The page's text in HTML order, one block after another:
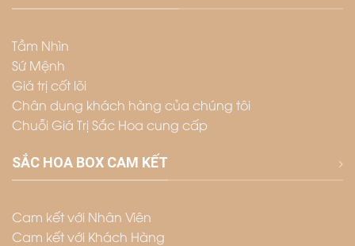
Tầm Nhìn
Sứ Mệnh
Giá trị cốt lõi
Chân dung khách hàng của chúng tôi
Chuỗi Giá Trị Sắc Hoa cung cấp
SẮC HOA BOX CAM KẾT
Cam kết với Nhân Viên
Cam kết với Khách Hàng